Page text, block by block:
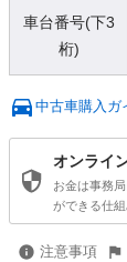
車台番号(下3
桁)
中古車購入ガ
オンライ
お金は事務
ができる仕組
注意事項